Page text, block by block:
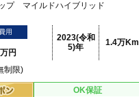
プ マイルドハイブリッド
用
万円
2023(令和
5)年
1.4万Km
制限)
OK保証